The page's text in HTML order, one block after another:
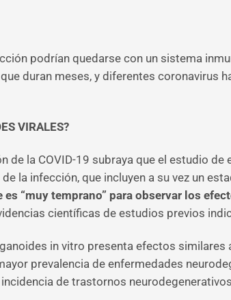
podrían quedarse con un sistema
duran meses, y diferentes coronavirus
VIRALES?
la COVID-19 subraya que el estudio
la infección, que incluyen a su vez un
es “muy temprano” para observar los
científicas de estudios previos
in vitro presenta efectos
prevalencia de enfermedades
de trastornos